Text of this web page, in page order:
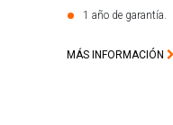
1 año de garantía.
MÁS INFORMACIÓN